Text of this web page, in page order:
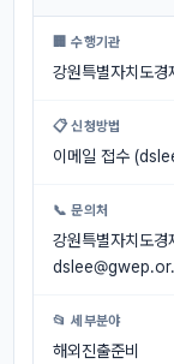
🏢 수행기관
강원특별자치도경
📋 신청방법
이메일 접수 (
📞 문의처
강원특별자치도
📂 세부분야
해외진출준비